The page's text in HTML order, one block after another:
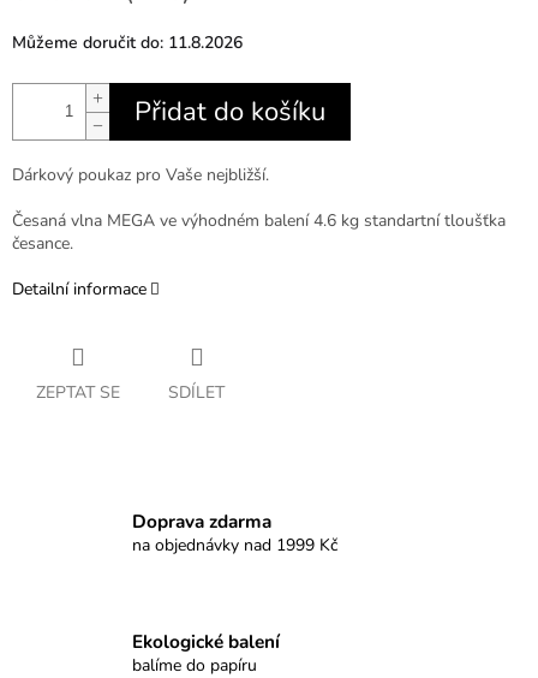
Můžeme doručit do: 11.8.2026
+
−
Přidat do košíku
Dárkový poukaz pro Vaše nejbližší.
Česaná vlna MEGA ve výhodném balení 4.6 kg standartní tloušťka
česance.
Detailní informace
ZEPTAT SE SDÍLET
Doprava zdarma
na objednávky nad 1999 Kč
Ekologické balení
balíme do papíru